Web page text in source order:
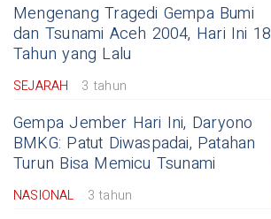
Mengenang Tragedi Gempa Bumi
dan Tsunami Aceh 2004, Hari Ini 18
Tahun yang Lalu
SEJARAH 3 tahun
Gempa Jember Hari Ini, Daryono
BMKG: Patut Diwaspadai, Patahan
Turun Bisa Memicu Tsunami
NASIONAL 3 tahun